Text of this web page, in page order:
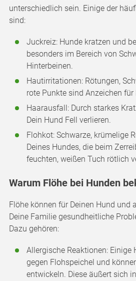
unterschiedlich sein. Einige der
sind:
Juckreiz: Hunde kratzen und
besonders im Bereich von
Hinterbeinen.
Hautirritationen: Rötungen,
rote Punkte sind Anzeichen für
Haarausfall: Durch starkes
Dein Hund Fell verlieren.
Flohkot: Schwarze, krümelige
Deines Hundes, die beim
feuchten, weißen Tuch rötlich
Warum Flöhe bei Hunden
Flöhe können für Deinen Hund und
Deine Familie gesundheitliche
Dazu gehören:
Allergische Reaktionen: Einige
gegen Flohspeichel und
entwickeln. Diese äußert sich